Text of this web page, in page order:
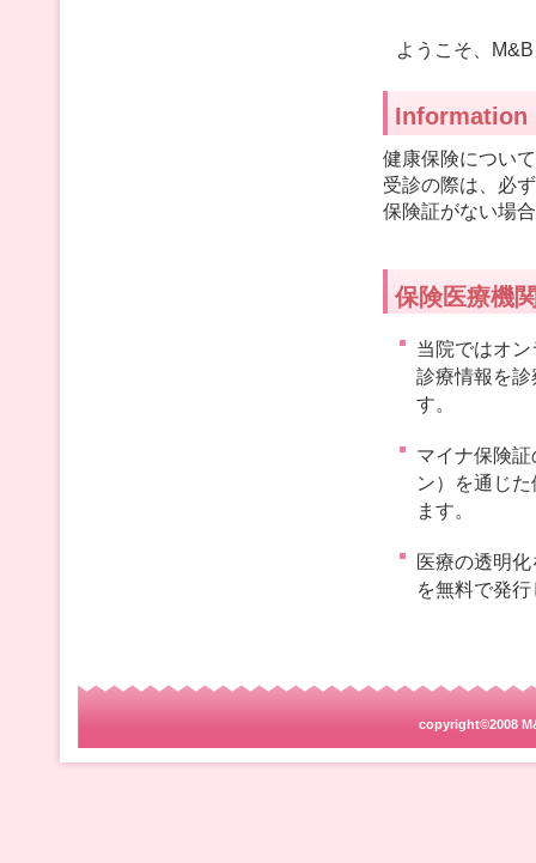
ようこそ、
Information
健康保険について
受診の際は、必
保険証がない場
保険医療機
当院ではオ
診療情報を
す。
マイナ保険
ン）を通じ
ます。
医療の透明
を無料で発
copyright©2008